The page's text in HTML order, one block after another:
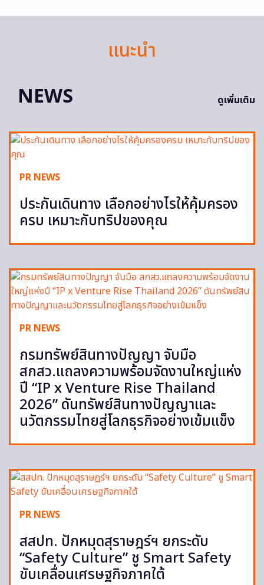
แนะนำ
NEWS
ดูเพิ่มเติม
PR NEWS
ประกันเดินทาง เลือกอย่างไรให้คุ้มครอง
ครบ เหมาะกับทริปของคุณ
PR NEWS
กรมทรัพย์สินทางปัญญา จับมือ
สกสว.แถลงความพร้อมจัดงานใหญ่แห่ง
ปี “IP x Venture Rise Thailand
2026” ดันทรัพย์สินทางปัญญาและ
นวัตกรรมไทยสู่โลกธุรกิจอย่างเข้มแข็ง
PR NEWS
สสปท. ปักหมุดสุราษฎร์ฯ ยกระดับ
“Safety Culture” ชู Smart Safety
ขับเคลื่อนเศรษฐกิจภาคใต้